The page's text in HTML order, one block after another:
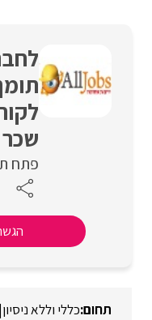
שכר 11-12
פתח
כללי וללא ניסיון|